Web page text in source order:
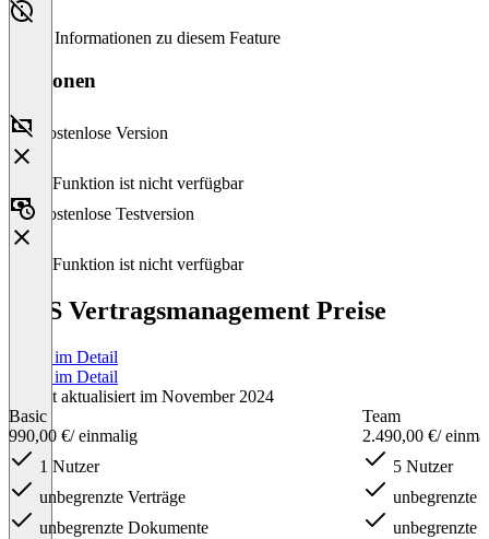
Keine Informationen zu diesem Feature
Versionen
Kostenlose Version
Diese Funktion ist nicht verfügbar
Kostenlose Testversion
Diese Funktion ist nicht verfügbar
KDS Vertragsmanagement Preise
Preise im Detail
Preise im Detail
Zuletzt aktualisiert im November 2024
Basic
990,00 €/ einmalig
1 Nutzer
unbegrenzte Verträge
unbegrenzte Dokumente
Team
2.490,00 €/
5 Nutzer
unbegrenzte
unbegrenzte